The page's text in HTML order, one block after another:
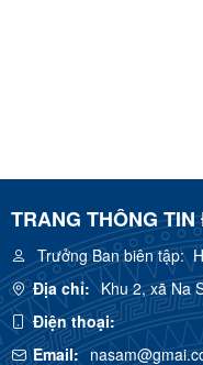
TRANG THÔNG
Trưởng Ban biên tập:
Địa chỉ: Khu 2, xã Na
Điện thoại:
Email: